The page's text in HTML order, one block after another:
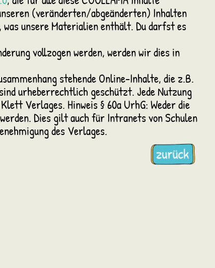
(veränderten/abgeänderten) Inhalten
unsere Materialien enthält. Du darfst es
vollzogen werden, werden wir dies in
stehende Online-Inhalte, die z.B.
urheberrechtlich geschützt. Jede Nutzung
Verlages. Hinweis § 60a UrhG: Weder die
Dies gilt auch für Intranets von Schulen
des Verlages.